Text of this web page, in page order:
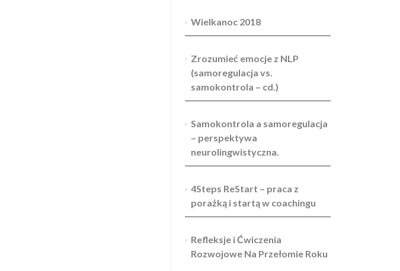
Wielkanoc 2018
Zrozumieć emocje z NLP
(samoregulacja vs.
samokontrola – cd.)
Samokontrola a samoregulacja
– perspektywa
neurolingwistyczna.
4Steps ReStart – praca z
porażką i startą w coachingu
Refleksje i Ćwiczenia
Rozwojowe Na Przełomie Roku